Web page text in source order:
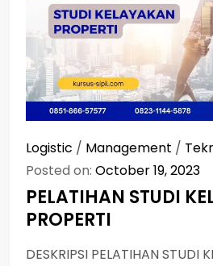
Logistic / Management /
Posted on: October 19, 2023
PELATIHAN STUDI
PROPERTI
DESKRIPSI PELATIHAN STUDI